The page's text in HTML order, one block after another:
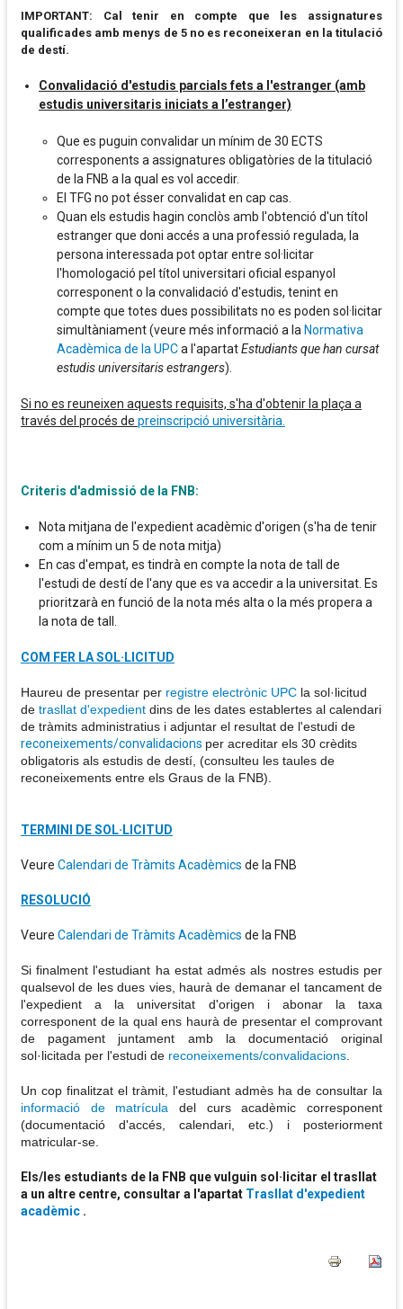
IMPORTANT: Cal tenir en compte que les assignatures
qualificades amb menys de 5 no es reconeixeran en la titulació
de destí.
Convalidació d'estudis parcials fets a l'estranger (amb
estudis universitaris iniciats a l’estranger)
Que es puguin convalidar un mínim de 30 ECTS
corresponents a assignatures obligatòries de la titulació
de la FNB a la qual es vol accedir.
El TFG no pot ésser convalidat en cap cas.
Quan els estudis hagin conclòs amb l'obtenció d'un títol
estranger que doni accés a una professió regulada, la
persona interessada pot optar entre sol·licitar
l'homologació pel títol universitari oficial espanyol
corresponent o la convalidació d'estudis, tenint en
compte que totes dues possibilitats no es poden sol·licitar
simultàniament (veure més informació a la Normativa
Acadèmica de la UPCa l'apartatEstudiants que han cursat
estudis universitaris estrangers).
Si no es reuneixen aquests requisits, s'ha d'obtenir la plaça a
través del procés de preinscripció universitària.
Criteris d'admissió de la FNB:
Nota mitjana de l'expedient acadèmic d'origen (s'ha de tenir
com a mínim un 5 de nota mitja)
En cas d'empat, es tindrà en compte la nota de tall de
l'estudi de destí de l'any que es va accedir a la universitat. Es
prioritzarà en funció de la nota més alta o la més propera a
la nota de tall.
COM FER LA SOL·LICITUD
Haureu de presentar per registre electrònic UPC la sol·licitud
de trasllat d'expedient dins de les dates establertes al calendari
de tràmits administratius i adjuntar el resultat de l'estudi de
reconeixements/convalidacions per acreditar els 30 crèdits
obligatoris als estudis de destí, (consulteu les taules de
reconeixements entre els Graus de la FNB).
TERMINI DE SOL·LICITUD
Veure Calendari de Tràmits Acadèmics de la FNB
RESOLUCIÓ
Veure Calendari de Tràmits Acadèmics de la FNB
Si finalment l'estudiant ha estat admés als nostres estudis per
qualsevol de les dues vies, haurà de demanar el tancament de
l'expedient a la universitat d'origen i abonar la taxa
corresponent de la qual ens haurà de presentar el comprovant
de pagament juntament amb la documentació original
sol·licitada per l'estudi de reconeixements/convalidacions.
Un cop finalitzat el tràmit, l'estudiant admès ha de consultar la
informació de matrícula del curs acadèmic corresponent
(documentació d'accés, calendari, etc.) i posteriorment
matricular-se.
Els/les estudiants de la FNB que vulguin sol·licitar el trasllat
a un altre centre, consultar a l'apartat Trasllat d'expedient
acadèmic .